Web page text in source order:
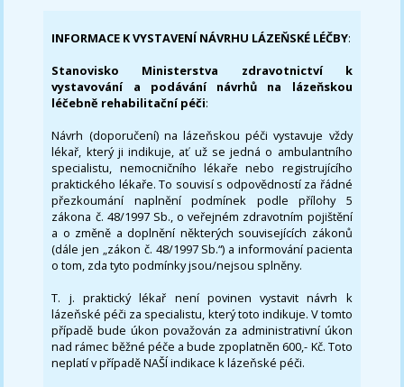
INFORMACE K VYSTAVENÍ NÁVRHU LÁZEŇSKÉ LÉČBY:
Stanovisko Ministerstva zdravotnictví k
vystavování a podávání návrhů na lázeňskou
léčebně rehabilitační péči:
Návrh (doporučení) na lázeňskou péči vystavuje vždy
lékař, který ji indikuje, ať už se jedná o ambulantního
specialistu, nemocničního lékaře nebo registrujícího
praktického lékaře. To souvisí s odpovědností za řádné
přezkoumání naplnění podmínek podle přílohy 5
zákona č. 48/1997 Sb., o veřejném zdravotním pojištění
a o změně a doplnění některých souvisejících zákonů
(dále jen „zákon č. 48/1997 Sb.“) a informování pacienta
o tom, zda tyto podmínky jsou/nejsou splněny.
T. j. praktický lékař není povinen vystavit návrh k
lázeňské péči za specialistu, který toto indikuje. V tomto
případě bude úkon považován za administrativní úkon
nad rámec běžné péče a bude zpoplatněn 600,- Kč. Toto
neplatí v případě NAŠÍ indikace k lázeňské péči.